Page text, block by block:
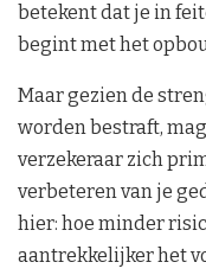
betekent dat je in
begint met het
Maar gezien de
worden bestraft,
verzekeraar zich
verbeteren van je
hier: hoe minder
aantrekkelijker het